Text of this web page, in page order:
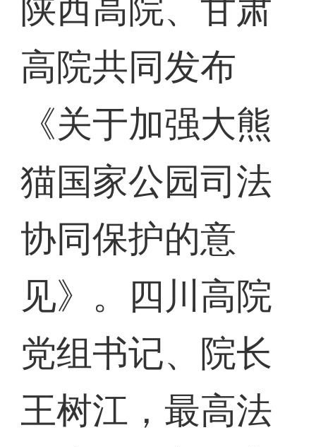
陕西高院、甘肃
高院共同发布
《关于加强大熊
猫国家公园司法
协同保护的意
见》。四川高院
党组书记、院长
王树江，最高法